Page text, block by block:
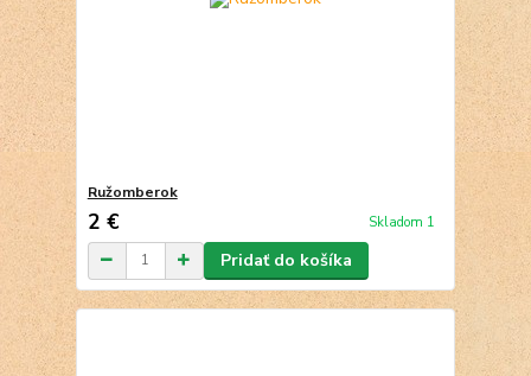
Ružomberok
2 € Skladom 1
Pridať do košíka